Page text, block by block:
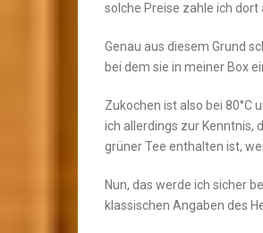
solche Preise zahle ich dort
Genau aus diesem Grund
bei dem sie in meiner Box
Zukochen ist also bei 80°C
ich allerdings zur Kenntnis,
grüner Tee enthalten ist,
Nun, das werde ich sicher
klassischen Angaben des